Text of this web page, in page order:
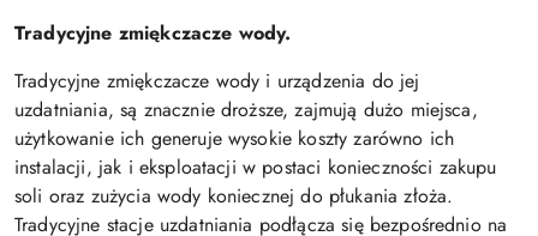
Tradycyjne zmiękczacze wody.
Tradycyjne zmiękczacze wody i urządzenia do jej
uzdatniania, są znacznie droższe, zajmują dużo miejsca,
użytkowanie ich generuje wysokie koszty zarówno ich
instalacji, jak i eksploatacji w postaci konieczności zakupu
soli oraz zużycia wody koniecznej do płukania złoża.
Tradycyjne stacje uzdatniania podłącza się bezpośrednio na